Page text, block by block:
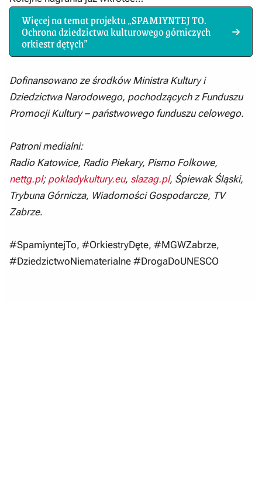
Więcej na temat projektu „SPAMIYNTEJ TO.
Ochrona dziedzictwa kulturowego górniczych
orkiestr dętych”
Dofinansowano ze środków Ministra Kultury i
Dziedzictwa Narodowego, pochodzących z Funduszu
Promocji Kultury – państwowego funduszu celowego.
Patroni medialni:
Radio Katowice, Radio Piekary, Pismo Folkowe,
nettg.pl; pokladykultury.eu, slazag.pl, Śpiewak Śląski,
Trybuna Górnicza, Wiadomości Gospodarcze, TV
Zabrze.
#SpamiyntejTo, #OrkiestryDęte, #MGWZabrze,
#DziedzictwoNiematerialne #DrogaDoUNESCO